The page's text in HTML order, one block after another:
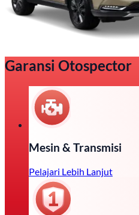
Garansi Otospector
Mesin & Transmisi
Pelajari Lebih Lanjut